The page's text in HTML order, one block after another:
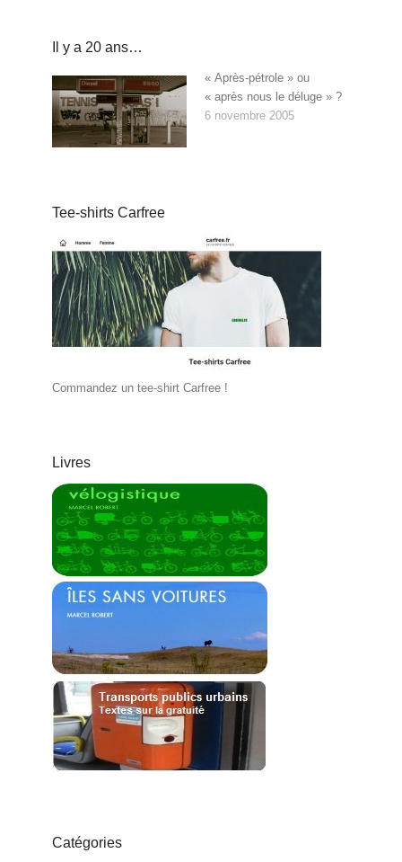
Il y a 20 ans…
« Après-pétrole » ou
« après nous le déluge » ?
6 novembre 2005
Tee-shirts Carfree
Commandez un tee-shirt Carfree !
Livres
Catégories